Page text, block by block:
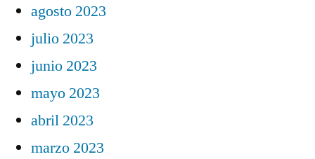
agosto 2023
julio 2023
junio 2023
mayo 2023
abril 2023
marzo 2023